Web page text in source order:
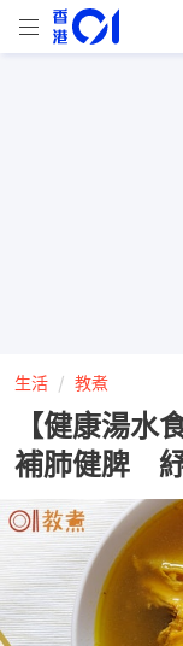
生活 教煮
【健康湯水
補肺健脾